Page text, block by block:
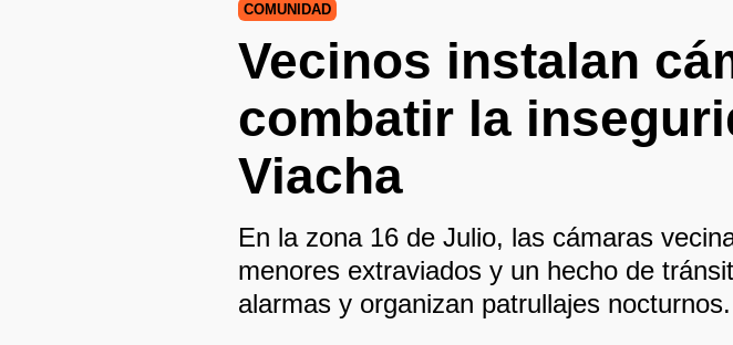
COMUNIDAD
Vecinos instalan
combatir la
Viacha
En la zona 16 de Julio, las cámaras
menores extraviados y un hecho de
alarmas y organizan patrullajes nocturnos.